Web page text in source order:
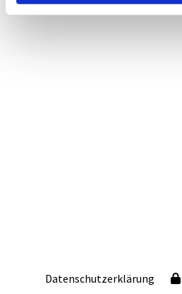
Datenschutzerklärung